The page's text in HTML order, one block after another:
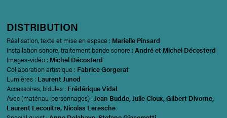
DISTRIBUTION
Réalisation, texte et mise en espace : Marielle Pinsard
Installation sonore, traitement bande sonore :André et Michel Décosterd
Images-vidéo : Michel Décosterd
Collaboration artistique : Fabrice Gorgerat
Lumières : Laurent Junod
Accessoires, bidules : Frédérique Vidal
Avec (matériau-personnages) :Jean Budde, Julie Cloux, Gilbert Divorne,
Laurent Lecoultre, Nicolas Leresche